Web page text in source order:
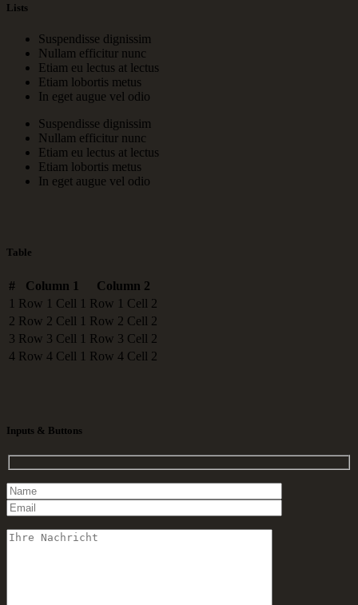
Lists
Suspendisse dignissim
Nullam efficitur nunc
Etiam eu lectus at lectus
Etiam lobortis metus
In eget augue vel odio
Suspendisse dignissim
Nullam efficitur nunc
Etiam eu lectus at lectus
Etiam lobortis metus
In eget augue vel odio
Table
# Column 1
Column 2
Row 1 Cell 1
Row 1 Cell 2
2 Row 2 Cell 1
Row 2 Cell 2
3 Row 3 Cell 1
Row 3 Cell 2
4 Row 4 Cell 1 Row 4 Cell 2
Inputs & Buttons